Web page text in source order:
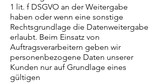
1 lit. f DSGVO an der Weitergabe
haben oder wenn eine sonstige
Rechtsgrundlage die Datenweitergabe
erlaubt. Beim Einsatz von
Auftragsverarbeitern geben wir
personenbezogene Daten unserer
Kunden nur auf Grundlage eines
gültigen